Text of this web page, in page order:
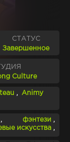
СТАТУС
Завершенное
Culture
, Animy
, фэнтези ,
искусства ,